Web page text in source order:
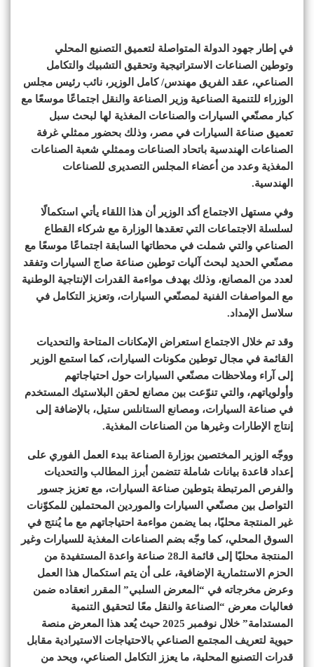
في إطار جهود الدولة المتواصلة لتعميق التصنيع المحلي
وتوطين الصناعات الاستراتيجية وتحقيق التشبيك والتكامل
الصناعي، عقد الفريق مهندس/ كامل الوزير، نائب رئيس مجلس
الوزراء للتنمية الصناعية وزير الصناعة والنقل اجتماعًا موسعًا مع
كبار مصنّعي السيارات والصناعات المغذية لها لبحث سبل
تعميق صناعة السيارات في مصر، وذلك بحضور ممثلي غرفة
الصناعات الهندسية باتحاد الصناعات وممثلي شعبة الصناعات
المغذية وعدد من أعضاء المجلس التصديرى للصناعات
الهندسية.
وفي مستهل الاجتماع أكد الوزير أن هذا اللقاء يأتي استكمالًا
لسلسلة الاجتماعات التي تعقدها الوزارة مع شركاء القطاع
الصناعي والتي شملت في محطاتها السابقة اجتماعًا موسعًا مع
مصنّعي الحديد لبحث آليات توطين صناعة صاج السيارات وتفقد
لعدد من المصانع، وذلك بهدف مواءمة القدرات الإنتاجية الوطنية
مع المواصفات الفنية لمصنّعي السيارات، وتعزيز التكامل في
سلاسل الإمداد.
وقد تم خلال الاجتماع استعراض الإمكانات المتاحة والتحديات
القائمة في مجال توطين مكونات السيارات، كما استمع الوزير
إلى آراء وملاحظات مصنّعي السيارات حول احتياجاتهم
وأولوياتهم، والتي تنوّعت بين مصانع لحقن البلاستيك المستخدم
في صناعة السيارات، ومصانع الستانلس ستيل، بالإضافة إلى
إنتاج الإطارات وغيرها من الصناعات المغذية.
ووجّه الوزير المختصين بوزارة الصناعة ببدء العمل الفوري على
إعداد قاعدة بيانات شاملة تتضمن أبرز المطالب والتحديات
والفرص المرتبطة بتوطين صناعة السيارات، مع تعزيز جسور
التواصل بين مصنّعي السيارات والموردين المحتملين للمكوّنات
غير المنتجة محليًا، بما يضمن مواءمة احتياجاتهم مع ما يُنتج في
السوق المحلي، كما وجّه بضم الصناعات المغذية للسيارات وغير
المنتجة محليًا إلى قائمة الـ28 صناعة واعدة المستفيدة من
الحزم الاستثمارية الإضافية، على أن يتم استكمال هذا العمل
وعرض مخرجاته في “المعرض السلبي” المقرر انعقاده ضمن
فعاليات معرض “الصناعة والنقل معًا لتحقيق التنمية
المستدامة” خلال نوفمبر 2025 حيث يُعد هذا المعرض منصة
حيوية لتعريف المجتمع الصناعي بالاحتياجات الاستيرادية مقابل
قدرات التصنيع المحلية، ما يعزز التكامل الصناعي، ويحد من